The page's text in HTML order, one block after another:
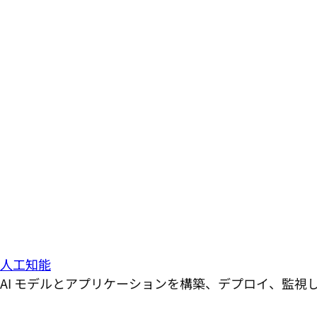
人工知能
AI モデルとアプリケーションを構築、デプロイ、監視